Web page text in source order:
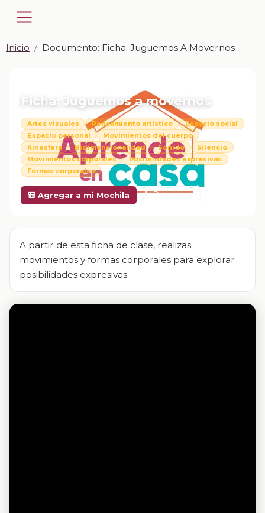
Inicio Documento: Ficha: Juguemos A Movernos
Ficha: Juguemos a movernos
Artes visuales Pensamiento artístico
Espacio social
Espacio personal
Movimientos del cuerpo
Kinesfera
Bidimensionalidad Sonido
Silencio
Movimientos corporales
Posibilidades expresivas
Formas corporales
🎒 Agregar a mi Mochila Descargar
A partir de esta ficha de clase, realizas
movimientos y formas corporales para explorar
posibilidades expresivas.